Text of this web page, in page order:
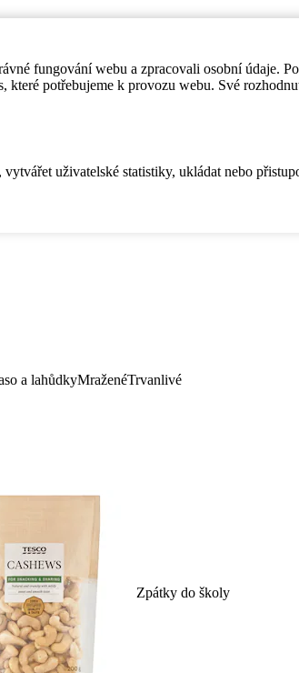
fungování webu a zpracovali osobní údaje.
které potřebujeme k provozu webu. Své
uživatelské statistiky, ukládat nebo
a lahůdkyMraženéTrvanlivé
Zpátky do školy